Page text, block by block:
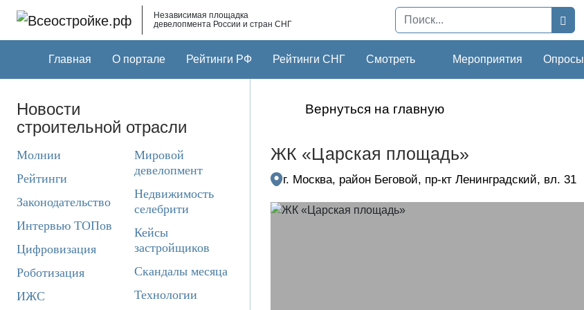
Независимая площадка
девелопмента России и стран СНГ
Главная О портале Рейтинги РФ Рейтинги СНГ Смотреть Мероприятия Опросы
Новости
строительной отрасли
Молнии
Рейтинги
Законодательство
Интервью ТОПов
Цифровизация
Роботизация
ИЖС
Мировой
девелопмент
Недвижимость
селебрити
Кейсы
застройщиков
Скандалы месяца
Технологии
Вернуться на главную
ЖК «Царская площадь»
г. Москва, район Беговой, пр-кт Ленинградский, вл. 31